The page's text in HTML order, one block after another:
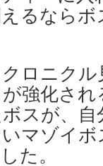
るなら
ロニク
強化さ
スが、
マゾイ
た。